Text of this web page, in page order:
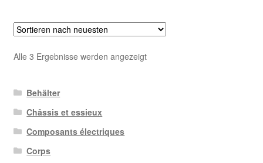
Alle 3 Ergebnisse werden angezeigtNach
Behälter
Châssis et essieux
Composants électriques
Corps